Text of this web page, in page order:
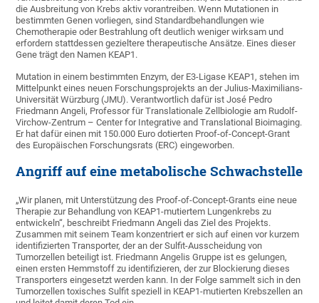
die Ausbreitung von Krebs aktiv vorantreiben. Wenn Mutationen in
bestimmten Genen vorliegen, sind Standardbehandlungen wie
Chemotherapie oder Bestrahlung oft deutlich weniger wirksam und
erfordern stattdessen gezieltere therapeutische Ansätze. Eines dieser
Gene trägt den Namen KEAP1.
Mutation in einem bestimmten Enzym, der E3-Ligase KEAP1, stehen im
Mittelpunkt eines neuen Forschungsprojekts an der Julius-Maximilians-
Universität Würzburg (JMU). Verantwortlich dafür ist José Pedro
Friedmann Angeli, Professor für Translationale Zellbiologie am Rudolf-
Virchow-Zentrum – Center for Integrative and Translational Bioimaging.
Er hat dafür einen mit 150.000 Euro dotierten Proof-of-Concept-Grant
des Europäischen Forschungsrats (ERC) eingeworben.
Angriff auf eine metabolische Schwachstelle
„Wir planen, mit Unterstützung des Proof-of-Concept-Grants eine neue
Therapie zur Behandlung von KEAP1-mutiertem Lungenkrebs zu
entwickeln“, beschreibt Friedmann Angeli das Ziel des Projekts.
Zusammen mit seinem Team konzentriert er sich auf einen vor kurzem
identifizierten Transporter, der an der Sulfit-Ausscheidung von
Tumorzellen beteiligt ist. Friedmann Angelis Gruppe ist es gelungen,
einen ersten Hemmstoff zu identifizieren, der zur Blockierung dieses
Transporters eingesetzt werden kann. In der Folge sammelt sich in den
Tumorzellen toxisches Sulfit speziell in KEAP1-mutierten Krebszellen an